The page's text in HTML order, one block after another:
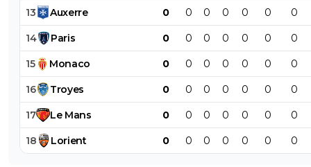
13 Auxerre 0 0 0 0 0 0 0
14 Paris 0 0 0 0 0 0 0
15 Monaco 0 0 0 0 0 0 0
16 Troyes 0 0 0 0 0 0 0
17 Le Mans 0 0 0 0 0 0 0
18 Lorient 0 0 0 0 0 0 0